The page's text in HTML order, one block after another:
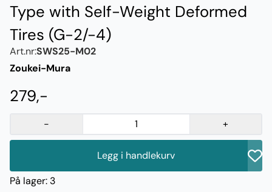
Type with Self-Weight Deformed
Tires (G-2/-4)
Art.nr:SWS25-M02
Zoukei-Mura
279,-
- +
Legg i handlekurv
På lager: 3